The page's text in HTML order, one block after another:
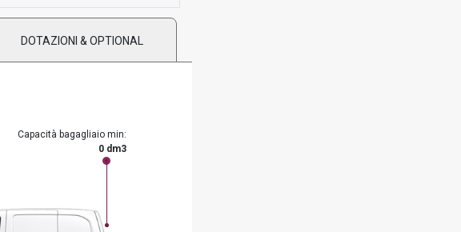
DOTAZIONI & OPTIONAL
Capacità bagagliaio min:
0 dm3